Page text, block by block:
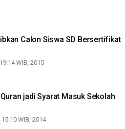
Calon Siswa SD Bersertifikat
WIB, 2015
jadi Syarat Masuk Sekolah
WIB, 2014